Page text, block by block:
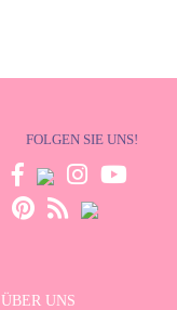
FOLGEN SIE UNS!
ÜBER UNS